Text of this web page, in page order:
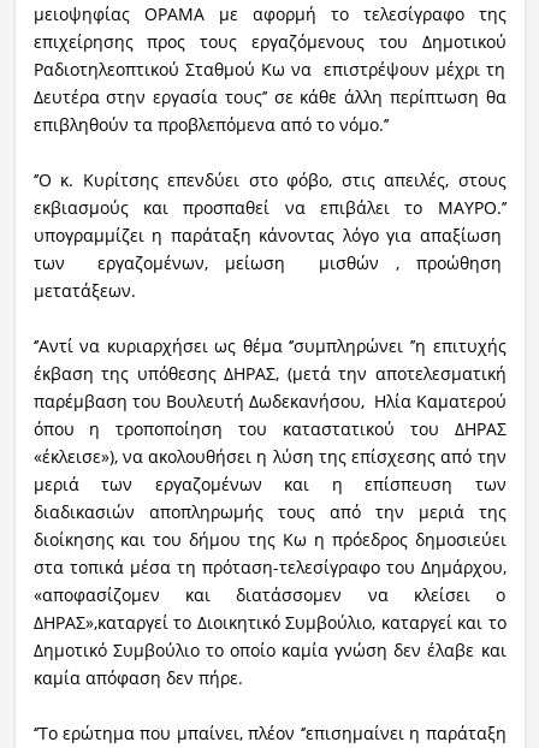
μειοψηφίας ΟΡΑΜΑ με αφορμή το τελεσίγραφο της
επιχείρησης προς τους εργαζόμενους του Δημοτικού
Ραδιοτηλεοπτικού Σταθμού Κω να επιστρέψουν μέχρι τη
Δευτέρα στην εργασία τους’’ σε κάθε άλλη περίπτωση θα
επιβληθούν τα προβλεπόμενα από το νόμο.’’
‘’Ο κ. Κυρίτσης επενδύει στο φόβο, στις απειλές, στους
εκβιασμούς και προσπαθεί να επιβάλει το ΜΑΥΡΟ.’’
υπογραμμίζει η παράταξη κάνοντας λόγο για απαξίωση
των εργαζομένων, μείωση μισθών , προώθηση
μετατάξεων.
‘’Αντί να κυριαρχήσει ως θέμα ‘’συμπληρώνει ’’η επιτυχής
έκβαση της υπόθεσης ΔΗΡΑΣ, (μετά την αποτελεσματική
παρέμβαση του Βουλευτή Δωδεκανήσου, Ηλία Καματερού
όπου η τροποποίηση του καταστατικού του ΔΗΡΑΣ
«έκλεισε»), να ακολουθήσει η λύση της επίσχεσης από την
μεριά των εργαζομένων και η επίσπευση των
διαδικασιών αποπληρωμής τους από την μεριά της
διοίκησης και του δήμου της Κω η πρόεδρος δημοσιεύει
στα τοπικά μέσα τη πρόταση-τελεσίγραφο του Δημάρχου,
«αποφασίζομεν και διατάσσομεν να κλείσει ο
ΔΗΡΑΣ»,καταργεί το Διοικητικό Συμβούλιο, καταργεί και το
Δημοτικό Συμβούλιο το οποίο καμία γνώση δεν έλαβε και
καμία απόφαση δεν πήρε.
‘’Το ερώτημα που μπαίνει, πλέον ‘’επισημαίνει η παράταξη